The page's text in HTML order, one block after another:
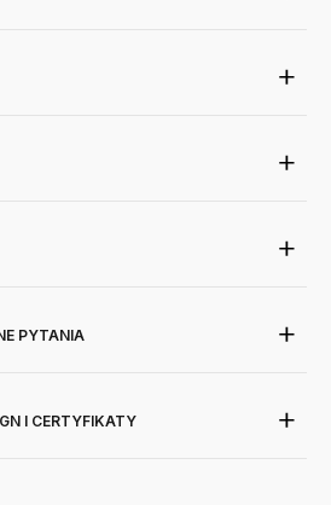
PYTANIA
I CERTYFIKATY